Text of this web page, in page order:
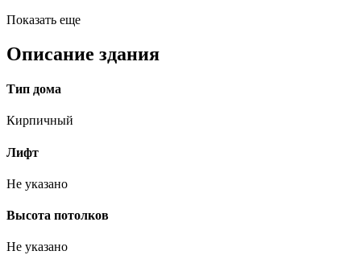
Показать еще
Описание здания
Тип дома
Кирпичный
Лифт
Не указано
Высота потолков
Не указано